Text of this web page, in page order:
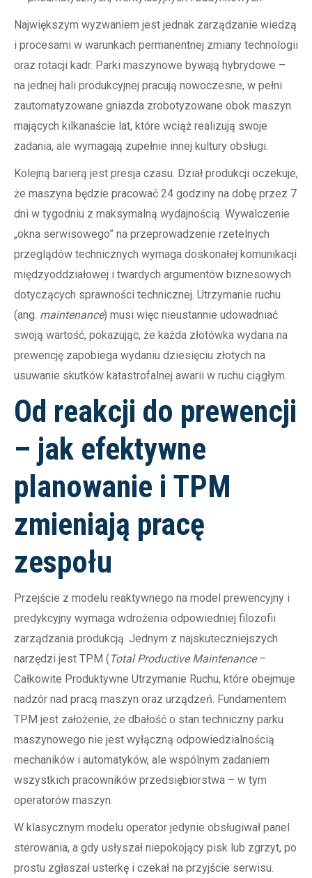
Największym wyzwaniem jest jednak zarządzanie wiedzą
i procesami w warunkach permanentnej zmiany technologii
oraz rotacji kadr. Parki maszynowe bywają hybrydowe –
na jednej hali produkcyjnej pracują nowoczesne, w pełni
zautomatyzowane gniazda zrobotyzowane obok maszyn
mających kilkanaście lat, które wciąż realizują swoje
zadania, ale wymagają zupełnie innej kultury obsługi.
Kolejną barierą jest presja czasu. Dział produkcji oczekuje,
że maszyna będzie pracować 24 godziny na dobę przez 7
dni w tygodniu z maksymalną wydajnością. Wywalczenie
„okna serwisowego” na przeprowadzenie rzetelnych
przeglądów technicznych wymaga doskonałej komunikacji
międzyoddziałowej i twardych argumentów biznesowych
dotyczących sprawności technicznej. Utrzymanie ruchu
(ang. maintenance) musi więc nieustannie udowadniać
swoją wartość, pokazując, że każda złotówka wydana na
prewencję zapobiega wydaniu dziesięciu złotych na
usuwanie skutków katastrofalnej awarii w ruchu ciągłym.
Od reakcji do prewencji
– jak efektywne
planowanie i TPM
zmieniają pracę
zespołu
Przejście z modelu reaktywnego na model prewencyjny i
predykcyjny wymaga wdrożenia odpowiedniej filozofii
zarządzania produkcją. Jednym z najskuteczniejszych
narzędzi jest TPM (Total Productive Maintenance–
Całkowite Produktywne Utrzymanie Ruchu, które obejmuje
nadzór nad pracą maszyn oraz urządzeń. Fundamentem
TPM jest założenie, że dbałość o stan techniczny parku
maszynowego nie jest wyłączną odpowiedzialnością
mechaników i automatyków, ale wspólnym zadaniem
wszystkich pracowników przedsiębiorstwa – w tym
operatorów maszyn.
W klasycznym modelu operator jedynie obsługiwał panel
sterowania, a gdy usłyszał niepokojący pisk lub zgrzyt, po
prostu zgłaszał usterkę i czekał na przyjście serwisu.